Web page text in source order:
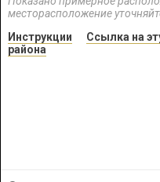
месторасположение
Инструкции
Ссылка на
района